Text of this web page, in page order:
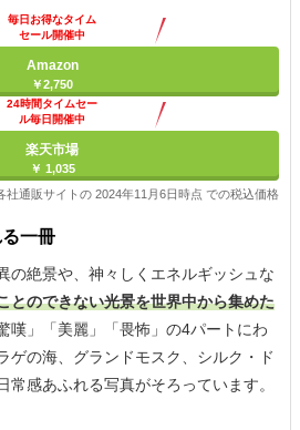
毎日お得なタイム
セール開催中
Amazon
￥2,750
24時間タイムセー
ル毎日開催中
楽天市場
￥ 1,035
社通販サイトの 2024年11月6日時点 での税込価格
一冊
の絶景や、神々しくエネルギッシュな
とのできない光景を世界中から集めた
嘆」「美麗」「畏怖」の4パートにわ
ゲの海、グランドモスク、シルク・ド
常感あふれる写真がそろっています。